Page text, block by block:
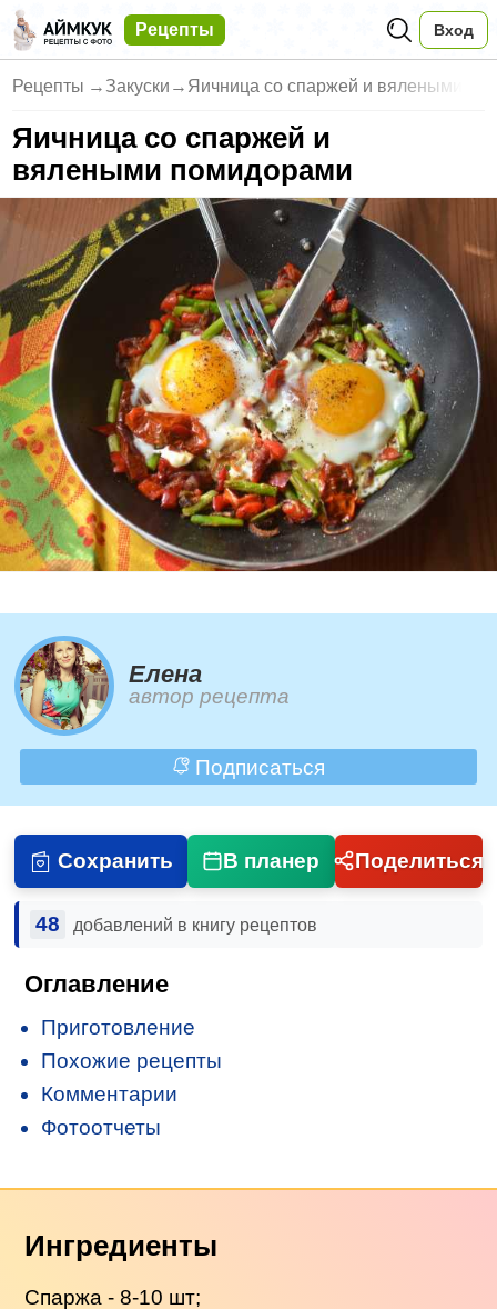
Рецепты Вход
Рецепты → Закуски → Яичница со спаржей и вялеными
Яичница со спаржей и
вялеными помидорами
Елена
автор рецепта
Подписаться
Сохранить В планер Поделиться
48 добавлений в книгу рецептов
Оглавление
Приготовление
Похожие рецепты
Комментарии
Фотоотчеты
Ингредиенты
Спаржа - 8-10 шт;